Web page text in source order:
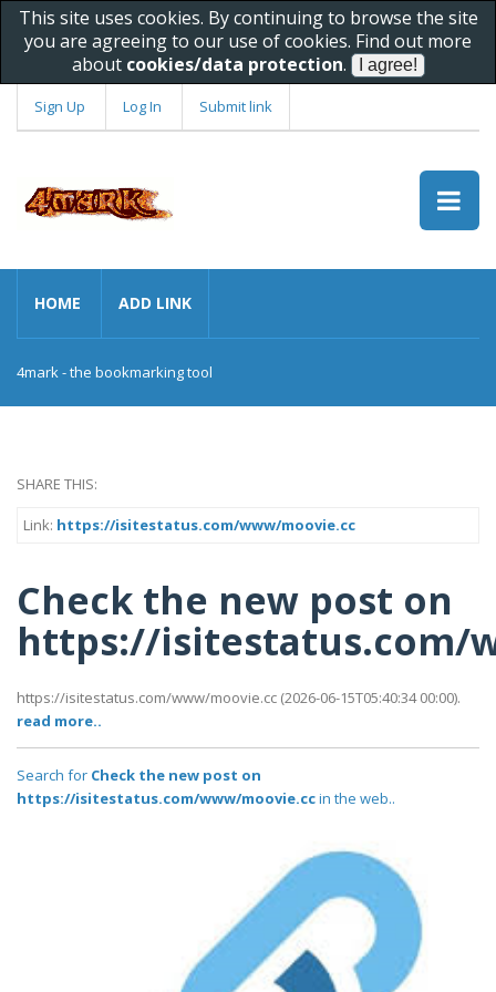
This site uses cookies. By continuing to browse the site
you are agreeing to our use of cookies. Find out more
about cookies/data protection.
Sign Up Log In Submit link
HOME ADD LINK
4mark - the bookmarking tool
SHARE THIS:
Link: https://isitestatus.com/www/moovie.cc
Check the new post on
https://isitestatus.com/
https://isitestatus.com/www/moovie.cc (2026-06-15T05:40:34 00:00).
read more..
Search for Check the new post on
https://isitestatus.com/www/moovie.ccin the web..